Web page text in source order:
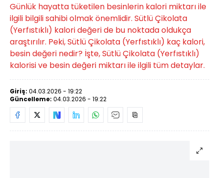
Günlük hayatta tüketilen besinlerin kalori miktarı ile
ilgili bilgili sahibi olmak önemlidir. Sütlü Çikolata
(Yerfıstıklı) kalori değeri de bu noktada oldukça
araştırılır. Peki, Sütlü Çikolata (Yerfıstıklı) kaç kalori,
besin değeri nedir? İşte, Sütlü Çikolata (Yerfıstıklı)
kalorisi ve besin değeri miktarı ile ilgili tüm detaylar.
Giriş: 04.03.2026 - 19:22
Güncelleme: 04.03.2026 - 19:22